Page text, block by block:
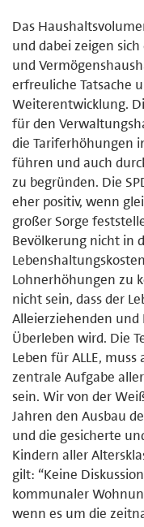
Das
und dabei zeigen
und
erfreuliche Tatsache
Weiterentwicklung.
für den
die Tariferhöhungen
führen und auch
zu begründen. Die
eher positiv, wenn
großer Sorge
Bevölkerung nicht in
Lohnerhöhungen zu
nicht sein, dass der
Alleierziehenden
Überleben wird. Die
Leben für ALLE,
zentrale Aufgabe
sein. Wir von der
Jahren den Ausbau
und die gesicherte
Kindern aller
gilt: “Keine
kommunaler
wenn es um die